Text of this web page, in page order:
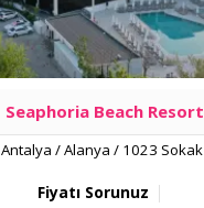
Seaphoria Beach Resort
Antalya / Alanya / 1023 Sokak
Fiyatı Sorunuz